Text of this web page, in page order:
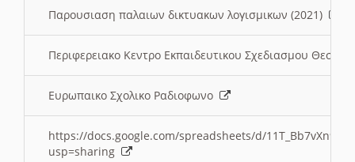
Παρουσιαση παλαιων δικτυακων λογισμικων (2021)
Περιφερειακο Κεντρο Εκπαιδευτικου Σχεδιασμου
Ευρωπαικο Σχολικο Ραδιοφωνο
https://docs.google.com/spreadsheets/d/
usp=sharing